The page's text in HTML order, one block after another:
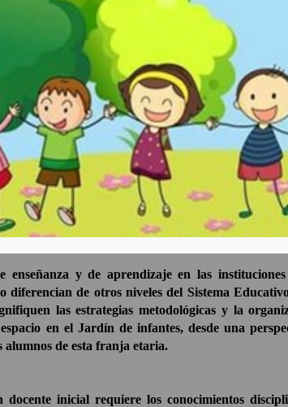
enseñanza y de aprendizaje en las
diferencian de otros niveles del Sistema
las estrategias metodológicas y la
en el Jardín de infantes, desde una
alumnos de esta franja etaria.
docente inicial requiere los conocimientos